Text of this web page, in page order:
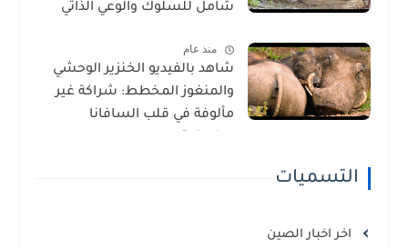
شامل للسلوك والوعي الذاتي
منذ عام
شاهد بالفيديو الخنزير الوحشي
والمنغوز المخطط: شراكة غير
مألوفة في قلب السافانا
التسميات
اخر اخبار الصين